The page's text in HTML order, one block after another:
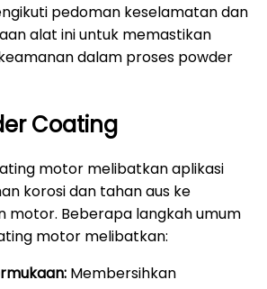
pedoman keselamatan dan
alat ini untuk memastikan
dalam proses powder
Coating
motor melibatkan aplikasi
korosi dan tahan aus ke
motor. Beberapa langkah umum
motor melibatkan:
Membersihkan